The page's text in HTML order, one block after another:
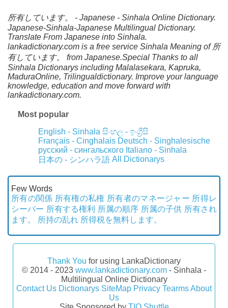
所有しています。 - Japanese - Sinhala Online Dictionary.
Japanese-Sinhala-Japanese Multilingual Dictionary.
Translate From Japanese into Sinhala.
lankadictionary.com is a free service Sinhala Meaning of 所
有しています。 from Japanese.Special Thanks to all
Sinhala Dictionarys including Malalasekara, Kapruka,
MaduraOnline, Trilingualdictionary. Improve your language
knowledge, education and move forward with
lankadictionary.com.
Most popular
English - Sinhala සිංහල - ඉංග්‍රීසි
Français - Cinghalais Deutsch - Singhalesische
русский - сингальского Italiano - Sinhala
日本の - シンハラ語 All Dictionarys
Few Words
所有の関係 所有権の私権 所有者のマネージャー 所得レ
シーバー 所有する権利 所属の順序 所属の子供 所有され
ます。
所持の乱れ 所得税を無料します。
Thank You for using LankaDictionary
© 2014 - 2023 www.lankadictionary.com - Sinhala -
Multilingual Online Dictionary
Contact Us Dictionarys SiteMap Privacy TearmsAbout
Us